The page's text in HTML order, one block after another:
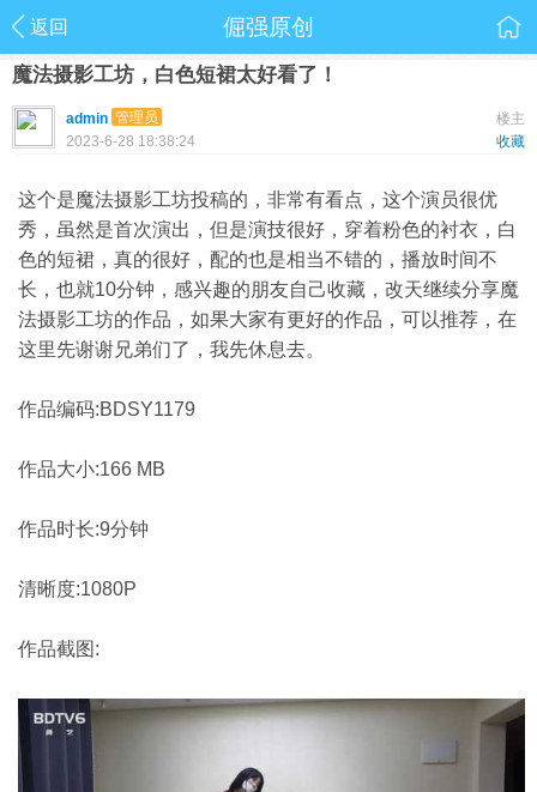
返回 倔强原创
魔法摄影工坊，白色短裙太好看了！
楼主
admin 管理员
收藏
2023-6-28 18:38:24
这个是魔法摄影工坊投稿的，非常有看点，这个演员很优
秀，虽然是首次演出，但是演技很好，穿着粉色的衬衣，白
色的短裙，真的很好，配的也是相当不错的，播放时间不
长，也就10分钟，感兴趣的朋友自己收藏，改天继续分享魔
法摄影工坊的作品，如果大家有更好的作品，可以推荐，在
这里先谢谢兄弟们了，我先休息去。
作品编码:BDSY1179
作品大小:166 MB
作品时长:9分钟
清晰度:1080P
作品截图: